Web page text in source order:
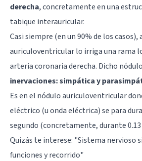
derecha, concretamente en una
tabique interauricular.
Casi siempre (en un 90% de los casos),
auriculoventricular lo irriga una rama
arteria coronaria derecha. Dicho nódulo
inervaciones: simpática y
Es en el nódulo auriculoventricular
eléctrico (u onda eléctrica) se para
segundo (concretamente, durante 0.13
Quizás te interese: "Sistema nervioso
funciones y recorrido"